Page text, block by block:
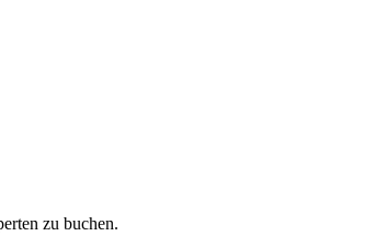
zu buchen.